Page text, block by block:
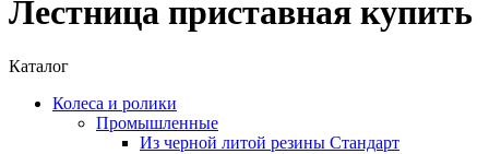
Лестница приставная купить
Каталог
Колеса и ролики
Промышленные
Из черной литой резины Стандарт